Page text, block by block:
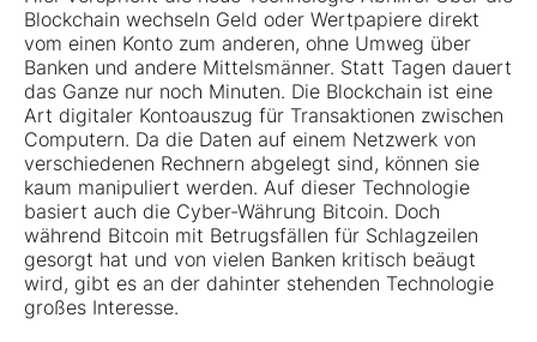
Blockchain wechseln Geld oder Wertpapiere direkt
vom einen Konto zum anderen, ohne Umweg über
Banken und andere Mittelsmänner. Statt Tagen dauert
das Ganze nur noch Minuten. Die Blockchain ist eine
Art digitaler Kontoauszug für Transaktionen zwischen
Computern. Da die Daten auf einem Netzwerk von
verschiedenen Rechnern abgelegt sind, können sie
kaum manipuliert werden. Auf dieser Technologie
basiert auch die Cyber-Währung Bitcoin. Doch
während Bitcoin mit Betrugsfällen für Schlagzeilen
gesorgt hat und von vielen Banken kritisch beäugt
wird, gibt es an der dahinter stehenden Technologie
großes Interesse.